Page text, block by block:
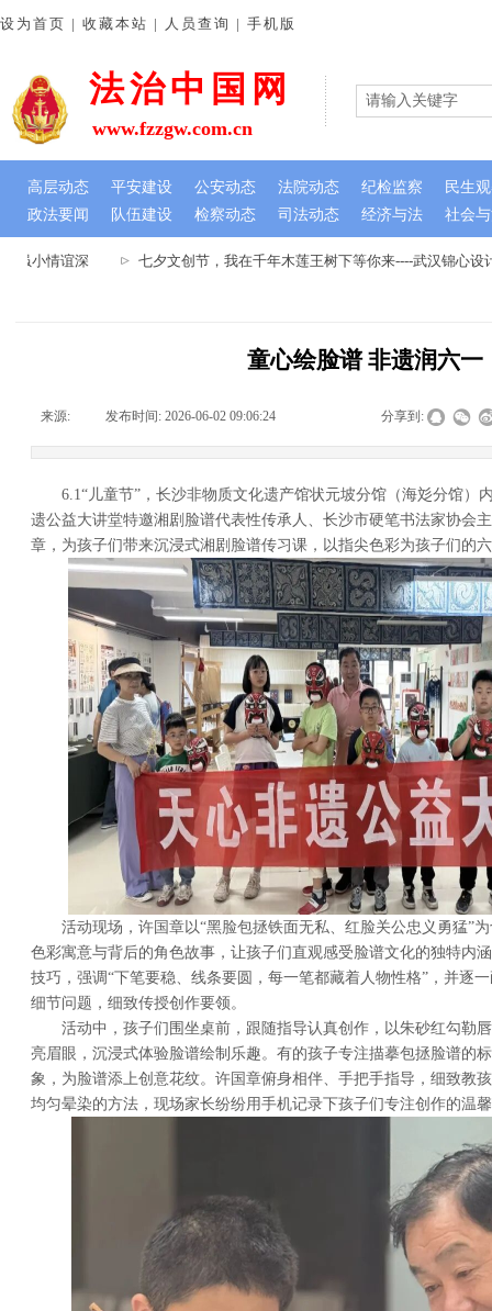
小情谊深 七夕文创节，我在千年木莲王树下等你来----武汉锦心设计
法治中国网
政法要闻 队伍建设 检察动态 司法动态 经济与法 社会
设为首页 | 收藏本站 | 人员查询 | 手机版
www.fzzgw.com.cn
高层动态 平安建设 公安动态 法院动态 纪检监察 民生
童心绘脸谱 非遗润六一
来源: 发布时间: 2026-06-02 09:06:24 分享到:
6.1“儿童节”，长沙非物质文化遗产馆状元坡分馆（海彣分馆）
遗公益大讲堂特邀湘剧脸谱代表性传承人、长沙市硬笔书法家协会
章，为孩子们带来沉浸式湘剧脸谱传习课，以指尖色彩为孩子们的
活动现场，许国章以“黑脸包拯铁面无私、红脸关公忠义勇猛”为
色彩寓意与背后的角色故事，让孩子们直观感受脸谱文化的独特内
技巧，强调“下笔要稳、线条要圆，每一笔都藏着人物性格”，并逐
细节问题，细致传授创作要领。
活动中，孩子们围坐桌前，跟随指导认真创作，以朱砂红勾勒
亮眉眼，沉浸式体验脸谱绘制乐趣。有的孩子专注描摹包拯脸谱的
象，为脸谱添上创意花纹。许国章俯身相伴、手把手指导，细致教
均匀晕染的方法，现场家长纷纷用手机记录下孩子们专注创作的温